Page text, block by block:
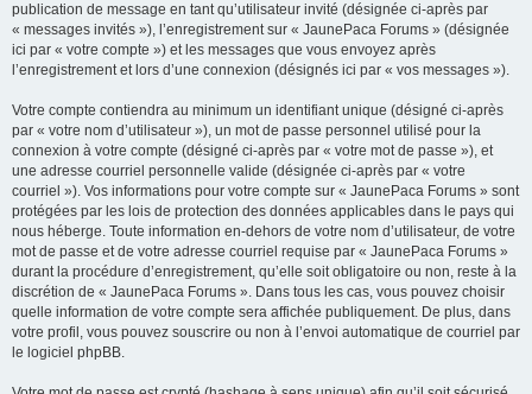
publication de message en tant qu’utilisateur invité (désignée ci-après par
« messages invités »), l’enregistrement sur « JaunePaca Forums » (désignée
ici par « votre compte ») et les messages que vous envoyez après
l’enregistrement et lors d’une connexion (désignés ici par « vos messages »).
Votre compte contiendra au minimum un identifiant unique (désigné ci-après
par « votre nom d’utilisateur »), un mot de passe personnel utilisé pour la
connexion à votre compte (désigné ci-après par « votre mot de passe »), et
une adresse courriel personnelle valide (désignée ci-après par « votre
courriel »). Vos informations pour votre compte sur « JaunePaca Forums » sont
protégées par les lois de protection des données applicables dans le pays qui
nous héberge. Toute information en-dehors de votre nom d’utilisateur, de votre
mot de passe et de votre adresse courriel requise par « JaunePaca Forums »
durant la procédure d’enregistrement, qu’elle soit obligatoire ou non, reste à la
discrétion de « JaunePaca Forums ». Dans tous les cas, vous pouvez choisir
quelle information de votre compte sera affichée publiquement. De plus, dans
votre profil, vous pouvez souscrire ou non à l’envoi automatique de courriel par
le logiciel phpBB.